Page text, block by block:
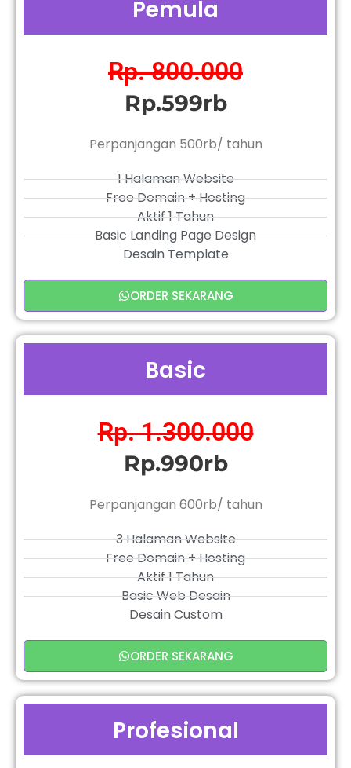
Pemula
Rp. 800.000
Rp.599rb
Perpanjangan 500rb/ tahun
1 Halaman Website
Free Domain + Hosting
Aktif 1 Tahun
Basic Landing Page Design
Desain Template
ORDER SEKARANG
Basic
Rp. 1.300.000
Rp.990rb
Perpanjangan 600rb/ tahun
3 Halaman Website
Free Domain + Hosting
Aktif 1 Tahun
Basic Web Desain
Desain Custom
ORDER SEKARANG
Profesional